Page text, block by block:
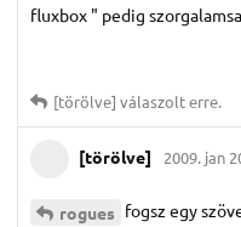
fluxbox " pedig
[törölve] válaszolt erre.
[törölve] 2009. jan
rogues fogsz egy